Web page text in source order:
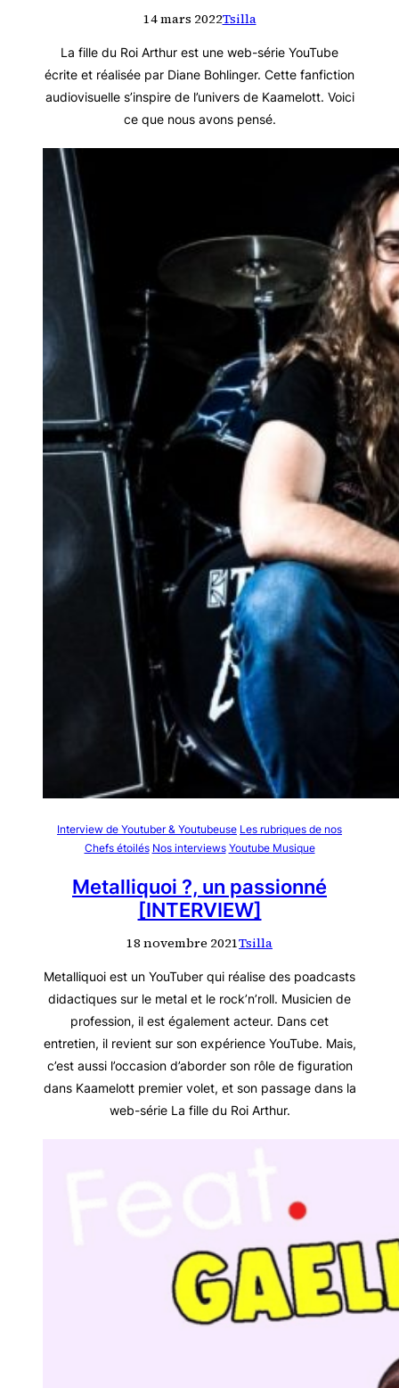
14 mars 2022Tsilla
La fille du Roi Arthur est une web-série YouTube
écrite et réalisée par Diane Bohlinger. Cette fanfiction
audiovisuelle s’inspire de l’univers de Kaamelott. Voici
ce que nous avons pensé.
Interview de Youtuber & Youtubeuse Les rubriques de nos
Chefs étoilés Nos interviews Youtube Musique
Metalliquoi ?, un passionné
[INTERVIEW]
18 novembre 2021Tsilla
Metalliquoi est un YouTuber qui réalise des poadcasts
didactiques sur le metal et le rock’n’roll. Musicien de
profession, il est également acteur. Dans cet
entretien, il revient sur son expérience YouTube. Mais,
c’est aussi l’occasion d’aborder son rôle de figuration
dans Kaamelott premier volet, et son passage dans la
web-série La fille du Roi Arthur.